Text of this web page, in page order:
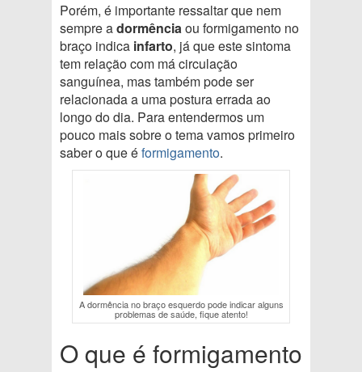
Porém, é importante ressaltar que nem
sempre adormênciaou formigamento no
braço indica infarto, já que este sintoma
tem relação com má circulação
sanguínea, mas também pode ser
relacionada a uma postura errada ao
longo do dia. Para entendermos um
pouco mais sobre o tema vamos primeiro
saber o que éformigamento.
A dormência no braço esquerdo pode indicar alguns
problemas de saúde, fique atento!
O que é formigamento